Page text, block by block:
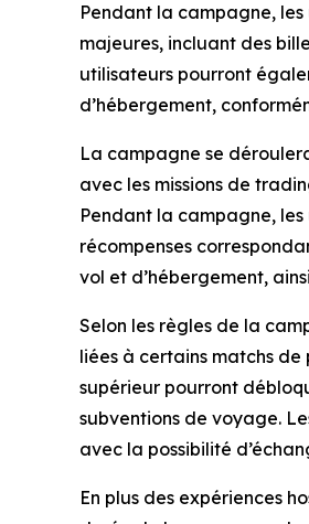
Pendant la campagne,
majeures, incluant des
utilisateurs pourront
d’hébergement,
La campagne se
avec les missions de
Pendant la campagne,
récompenses
vol et d’hébergement,
Selon les règles de la
liées à certains matchs de
supérieur pourront
subventions de voyage.
avec la possibilité
En plus des expériences